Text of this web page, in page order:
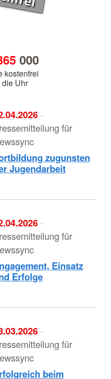
000
kostenfrei
die Uhr
·
für
zugunsten
Jugendarbeit
·
für
Einsatz
Erfolge
·
für
beim